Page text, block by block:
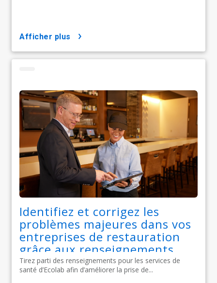
afficher plus
Identifiez et corrigez les
problèmes majeures dans vos
entreprises de restauration
grâce aux renseignements
pour les services de santé
d’Ecolab
Tirez parti des renseignements pour les services de
santé d’Ecolab afin d’améliorer la prise de...